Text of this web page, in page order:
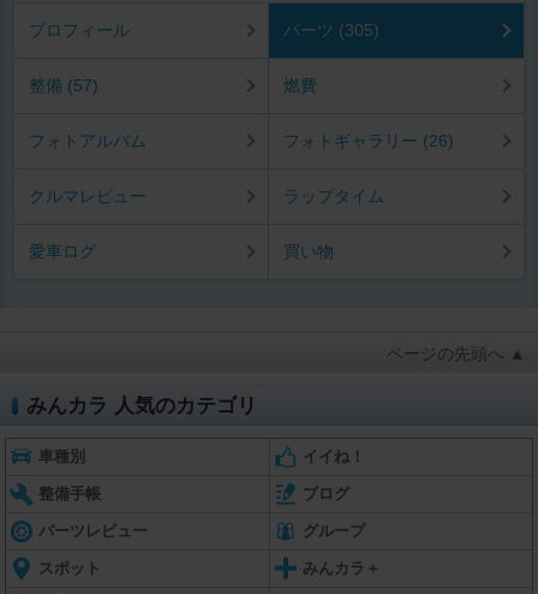
プロフィール パーツ (305)
整備 (57) 燃費
フォトアルバム フォトギャラリー (26)
クルマレビュー ラップタイム
愛車ログ 買い物
ページの先頭へ ▲
みんカラ 人気のカテゴリ
車種別 イイね！
整備手帳 ブログ
パーツレビュー グループ
スポット みんカラ＋